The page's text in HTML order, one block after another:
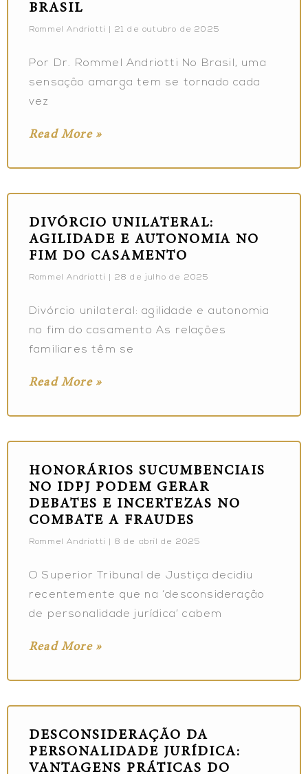
BRASIL
Rommel Andriotti 21 de outubro de 2025
Por Dr. Rommel Andriotti No Brasil, uma
sensação amarga tem se tornado cada
vez
Read More »
DIVÓRCIO UNILATERAL:
AGILIDADE E AUTONOMIA NO
FIM DO CASAMENTO
Rommel Andriotti 28 de julho de 2025
Divórcio unilateral: agilidade e autonomia
no fim do casamento As relações
familiares têm se
Read More »
HONORÁRIOS SUCUMBENCIAIS
NO IDPJ PODEM GERAR
DEBATES E INCERTEZAS NO
COMBATE A FRAUDES
Rommel Andriotti 8 de abril de 2025
O Superior Tribunal de Justiça decidiu
recentemente que na ‘desconsideração
de personalidade jurídica’ cabem
Read More »
DESCONSIDERAÇÃO DA
PERSONALIDADE JURÍDICA:
VANTAGENS PRÁTICAS DO